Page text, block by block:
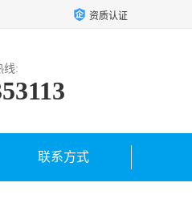
资质认证
线:
联系方式